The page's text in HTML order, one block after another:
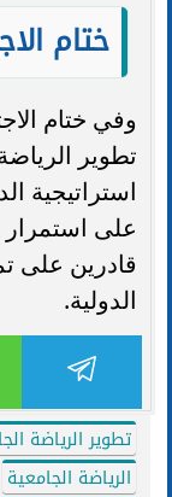
ختام
وفي ختام
تطوير
استراتيجية
على استمرار
قادرين على
الدولية.
تطوير الرياضة
الرياضة الجامعية